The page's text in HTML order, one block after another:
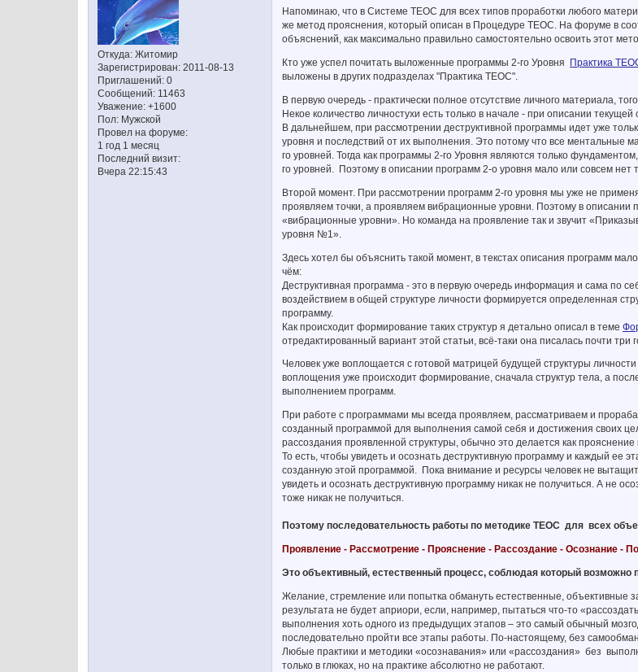
Откуда: Житомир
Зарегистрирован: 2011-08-13
Приглашений: 0
Сообщений: 11463
Уважение: +1600
Пол: Мужской
Провел на форуме:
1 год 1 месяц
Последний визит:
Вчера 22:15:43
Напоминаю, что в Системе ТЕОС для всех типов проработки любого
же метод прояснения, который описан в Процедуре ТЕОС. На форуме в
объяснений, как максимально правильно самостоятельно освоить этот
Кто уже успел почитать выложенные программы 2-го Уровня Практика
выложены в других подразделах "Практика ТЕОС".
В первую очередь - практически полное отсутствие личного материала,
Некое количество личностухи есть только в начале - при описании
В дальнейшем, при рассмотрении деструктивной программы идет уже
уровня и последствий от их выполнения. Это потому что все ментальные
го уровней. Тогда как программы 2-го Уровня являются только
го уровней. Поэтому в описании программ 2-о уровня мало или совсем нет
Второй момент. При рассмотрении программ 2-го уровня мы уже не
проявляем точки, а проявляем вибрационные уровни. Поэтому в описании
«вибрационные уровни». Но команда на проявление так и звучит
уровня №1».
Здесь хотел бы объяснить такой момент, в текстах описания программ
чём:
Деструктивная программа - это в первую очередь информация и сама по
воздействием в общей структуре личности формируется определенная
программу.
Как происходит формирование таких структур я детально описал в теме
отредактированный вариант этой статьи, всё-таки она писалась почти
Человек уже воплощается с готовой матрицей будущей структуры
воплощения уже происходит формирование, сначала структур тела, а
выполнением программ.
При работе с программами мы всегда проявляем, рассматриваем и
созданный программой для выполнения самой себя и достижения своих
рассоздания проявленной структуры, обычно это делается как
То есть, чтобы увидеть и осознать деструктивную программу и каждый ее
созданную этой программой. Пока внимание и ресурсы человек не
увидеть и осознать деструктивную программу никак не получиться. А не
тоже никак не получиться.
Поэтому последовательность работы по методике ТЕОС для всех
Проявление - Рассмотрение - Прояснение - Рассоздание - Осознание -
Это объективный, естественный процесс, соблюдая который возможно
Желание, стремление или попытка обмануть естественные, объективные
результата не будет априори, если, например, пытаться что-то
выполнения хоть одного из предыдущих этапов – это самый обычный
последовательно пройти все этапы работы. По-настоящему, без
Любые практики и методики «осознавания» или «рассоздания» без
только в глюках, но на практике абсолютно не работают.